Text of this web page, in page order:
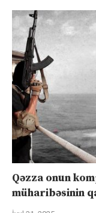
Qəzza onun
müharibəsinin